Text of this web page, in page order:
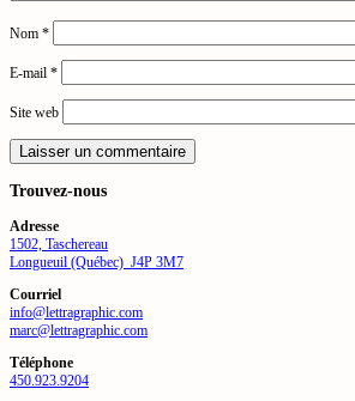
Nom *
E-mail *
Site web
Trouvez-nous
Adresse
1502, Taschereau
Longueuil (Québec) J4P 3M7
Courriel
info@lettragraphic.com
marc@lettragraphic.com
Téléphone
450.923.9204